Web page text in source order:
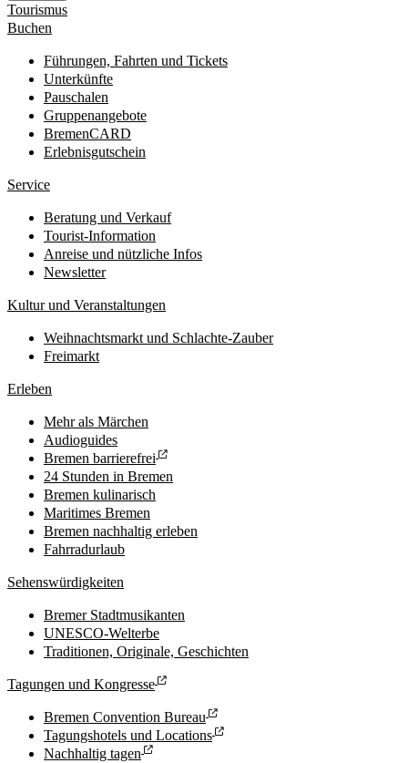
Tourismus
Buchen
Führungen, Fahrten und Tickets
Unterkünfte
Pauschalen
Gruppenangebote
BremenCARD
Erlebnisgutschein
Service
Beratung und Verkauf
Tourist-Information
Anreise und nützliche Infos
Newsletter
Kultur und Veranstaltungen
Weihnachtsmarkt und Schlachte-Zauber
Freimarkt
Erleben
Mehr als Märchen
Audioguides
Bremen barrierefrei
24 Stunden in Bremen
Bremen kulinarisch
Maritimes Bremen
Bremen nachhaltig erleben
Fahrradurlaub
Sehenswürdigkeiten
Bremer Stadtmusikanten
UNESCO-Welterbe
Traditionen, Originale, Geschichten
Tagungen und Kongresse
Bremen Convention Bureau
Tagungshotels und Locations
Nachhaltig tagen